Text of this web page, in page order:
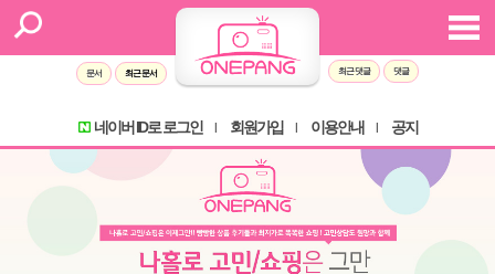
문서 최근 문서 최근 댓글 댓글
네이버 ID로 로그인 회원가입 이용안내 공지